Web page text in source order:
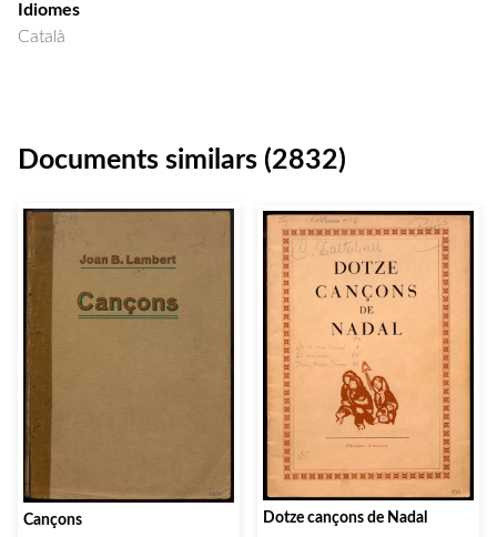
Idiomes
Català
Documents similars (2832)
Cançons Dotze cançons de Nadal